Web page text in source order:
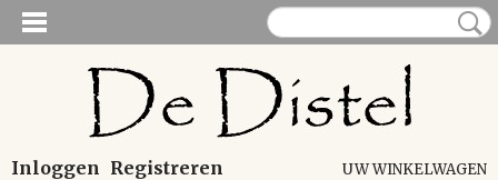
Inloggen Registreren
UW WINKELWAGEN